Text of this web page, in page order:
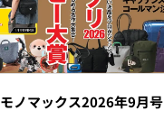
モノマックス2026年9月号